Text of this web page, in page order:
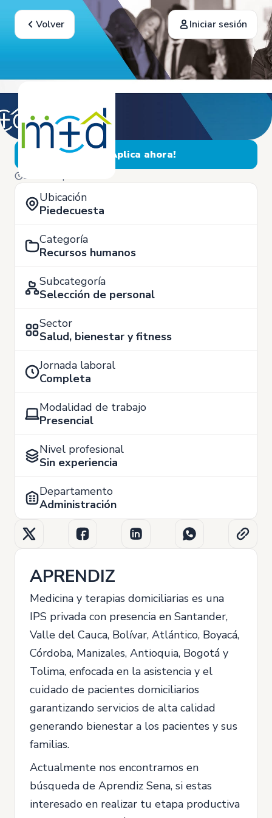
Volver Iniciar sesión
¡Aplica ahora!
30 de Septiembre
Ubicación
Piedecuesta
Categoría
Recursos humanos
Subcategoría
Selección de personal
Sector
Salud, bienestar y fitness
Jornada laboral
Completa
Modalidad de trabajo
Presencial
Nivel profesional
Sin experiencia
Departamento
Administración
APRENDIZ
Medicina y terapias domiciliarias es una
IPS privada con presencia en Santander,
Valle del Cauca, Bolívar, Atlántico, Boyacá,
Córdoba, Manizales, Antioquia, Bogotá y
Tolima, enfocada en la asistencia y el
cuidado de pacientes domiciliarios
garantizando servicios de alta calidad
generando bienestar a los pacientes y sus
familias.
Actualmente nos encontramos en
búsqueda de Aprendiz Sena, si estas
interesado en realizar tu etapa productiva